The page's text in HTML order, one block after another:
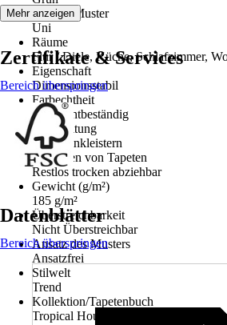
Dekor / Muster
Uni
Räume
Flur / Diele, Küche, Schlafzimmer,
Eigenschaft
Dimensionsstabil
Farbechtheit
Gut Lichtbeständig
Verarbeitung
Wand einkleistern
Entfernen von Tapeten
Restlos trocken abziehbar
Gewicht (g/m²)
185 g/m²
Überstreichbarkeit
Nicht Überstreichbar
Ansatz des Musters
Ansatzfrei
Stilwelt
Trend
Kollektion/Tapetenbuch
Tropical House, Rhapsody,
Mehr anzeigen
Zertifikate & Services
Bereich überspringen
Datenblätter
Bereich überspringen